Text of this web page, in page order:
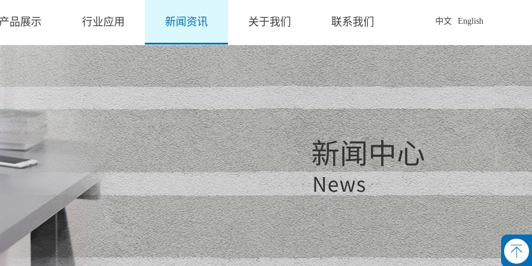
中文 English
品展示 行业应用 新闻资讯 关于我们 联系我们